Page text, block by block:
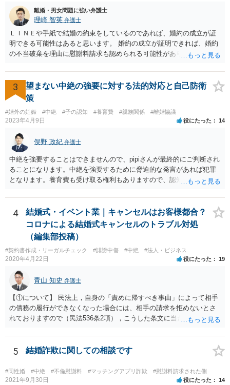
離婚・男女問題に強い弁護士
理崎 智英 弁護士
ＬＩＮＥや手紙で結婚の約束をしているのであれば、婚約の成立が証
明できる可能性はあると思います。 婚約の成立が証明できれば、婚約
の不当破棄を理由に慰謝料請求も認められる可能性があります。
3
望まない中絶の強要に対する法的対応と自己防衛
策
#婚外の妊娠 #中絶 #子の認知 #養育費 #親族関係 #離婚協議
2023年4月9日 役にたった 14
俣野 政紀 弁護士
中絶を強要することはできませんので、pipiさんが最終的にご判断され
ることになります。中絶を強要するために脅迫的な発言があれば犯罪
となります。養育費も受け取る権利もありますので、認知等につきお
勧めします。
4
結婚式・イベント業｜キャンセルはお客様都合？
コロナによる結婚式キャンセルのトラブル対処
（編集部投稿）
#契約書作成・リーガルチェック #誹謗中傷 #中絶 #法人・ビジネス
2020年4月22日 役にたった 19
青山 知史 弁護士
【①について】 民法上，自身の「責めに帰すべき事由」によって相手
の債務の履行ができなくなった場合には、相手の請求を拒めないとさ
れておりますので（民法536条2項），こうした条文に当たるかが問題
現在の各宣言や要請は，強制力のあるものではなく，震災等で対象施
設が滅失してしまった場合と異なり，挙式等自体が物理的に不可能に
なったとまではいえないかと思われます。こうした中で，顧客の判断
でキャンセルを申し出たとすれば，形式的には顧客側に帰責性があっ
たといえる可能性は考えられます。 一方で，実質的に考えた場合，集
5 結婚詐欺に関しての相談です
#同性婚 #中絶 #不倫慰謝料 #マッチングアプリ詐欺 #慰謝料請求された側
2021年9月30日 役にたった 14